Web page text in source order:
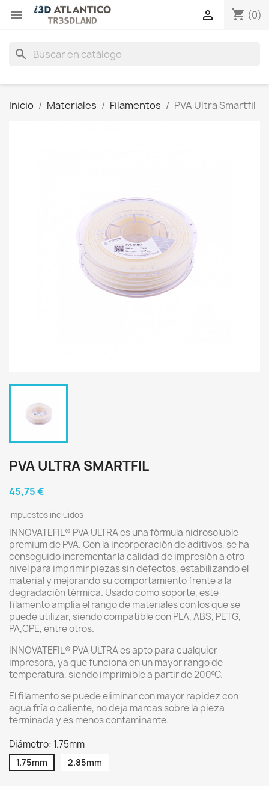
 shopping_cart (0)

search
Inicio Materiales Filamentos PVA Ultra Smartfil
PVA ULTRA SMARTFIL
45,75 €
Impuestos incluidos
INNOVATEFIL® PVA ULTRA es una fórmula hidrosoluble
premium de PVA. Con la incorporación de aditivos, se ha
conseguido incrementar la calidad de impresión a otro
nivel para imprimir piezas sin defectos, estabilizando el
material y mejorando su comportamiento frente a la
degradación térmica. Usado como soporte, este
filamento amplía el rango de materiales con los que se
puede utilizar, siendo compatible con PLA, ABS, PETG,
PA,CPE, entre otros.
INNOVATEFIL® PVA ULTRA es apto para cualquier
impresora, ya que funciona en un mayor rango de
temperatura, siendo imprimible a partir de 200ºC.
El filamento se puede eliminar con mayor rapidez con
agua fría o caliente, no deja marcas sobre la pieza
terminada y es menos contaminante.
Diámetro: 1.75mm
1.75mm 2.85mm